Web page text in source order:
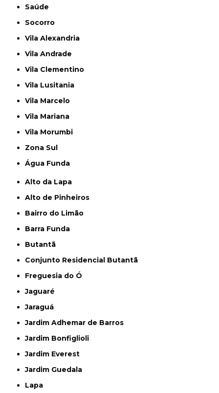
Saúde
Socorro
Vila Alexandria
Vila Andrade
Vila Clementino
Vila Lusitania
Vila Marcelo
Vila Mariana
Vila Morumbi
Zona Sul
Água Funda
Alto da Lapa
Alto de Pinheiros
Bairro do Limão
Barra Funda
Butantã
Conjunto Residencial Butantã
Freguesia do Ó
Jaguaré
Jaraguá
Jardim Adhemar de Barros
Jardim Bonfiglioli
Jardim Everest
Jardim Guedala
Lapa